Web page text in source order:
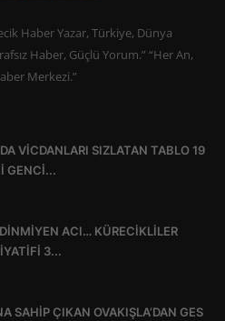
Haber Yazar, Türkiye, Dünya
Haber, Güçlü Yorum.” “Her An,
Merkezi.”
VİCDANLARI SIZLATAN TABLO 19
GENCİ...
ACI… KÜRECİKLİLER
3...
SAHİP ÇIKAN OVAKIŞLA’DAN GES